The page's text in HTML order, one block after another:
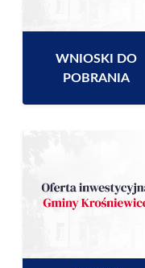
WNIOSKI DO
POBRANIA